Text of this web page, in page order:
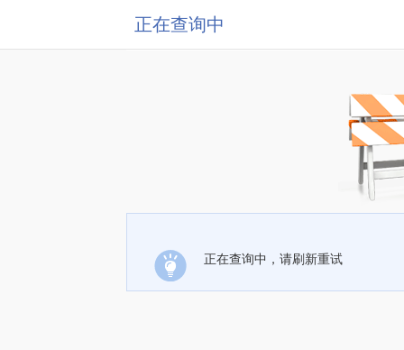
正在查询中
正在查询中，请刷新重试